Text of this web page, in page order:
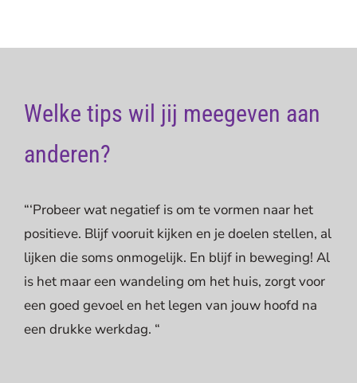
Welke tips wil jij meegeven aan
anderen?
“‘Probeer wat negatief is om te vormen naar het
positieve. Blijf vooruit kijken en je doelen stellen, al
lijken die soms onmogelijk. En blijf in beweging! Al
is het maar een wandeling om het huis, zorgt voor
een goed gevoel en het legen van jouw hoofd na
een drukke werkdag. “